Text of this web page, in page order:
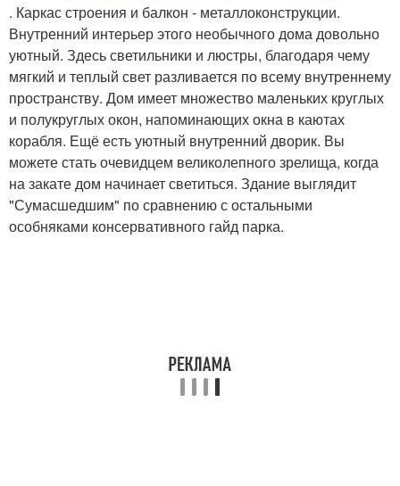
. Каркас строения и балкон - металлоконструкции.
Внутренний интерьер этого необычного дома довольно
уютный. Здесь светильники и люстры, благодаря чему
мягкий и теплый свет разливается по всему внутреннему
пространству. Дом имеет множество маленьких круглых
и полукруглых окон, напоминающих окна в каютах
корабля. Ещё есть уютный внутренний дворик. Вы
можете стать очевидцем великолепного зрелища, когда
на закате дом начинает светиться. Здание выглядит
"Сумасшедшим" по сравнению с остальными
особняками консервативного гайд парка.